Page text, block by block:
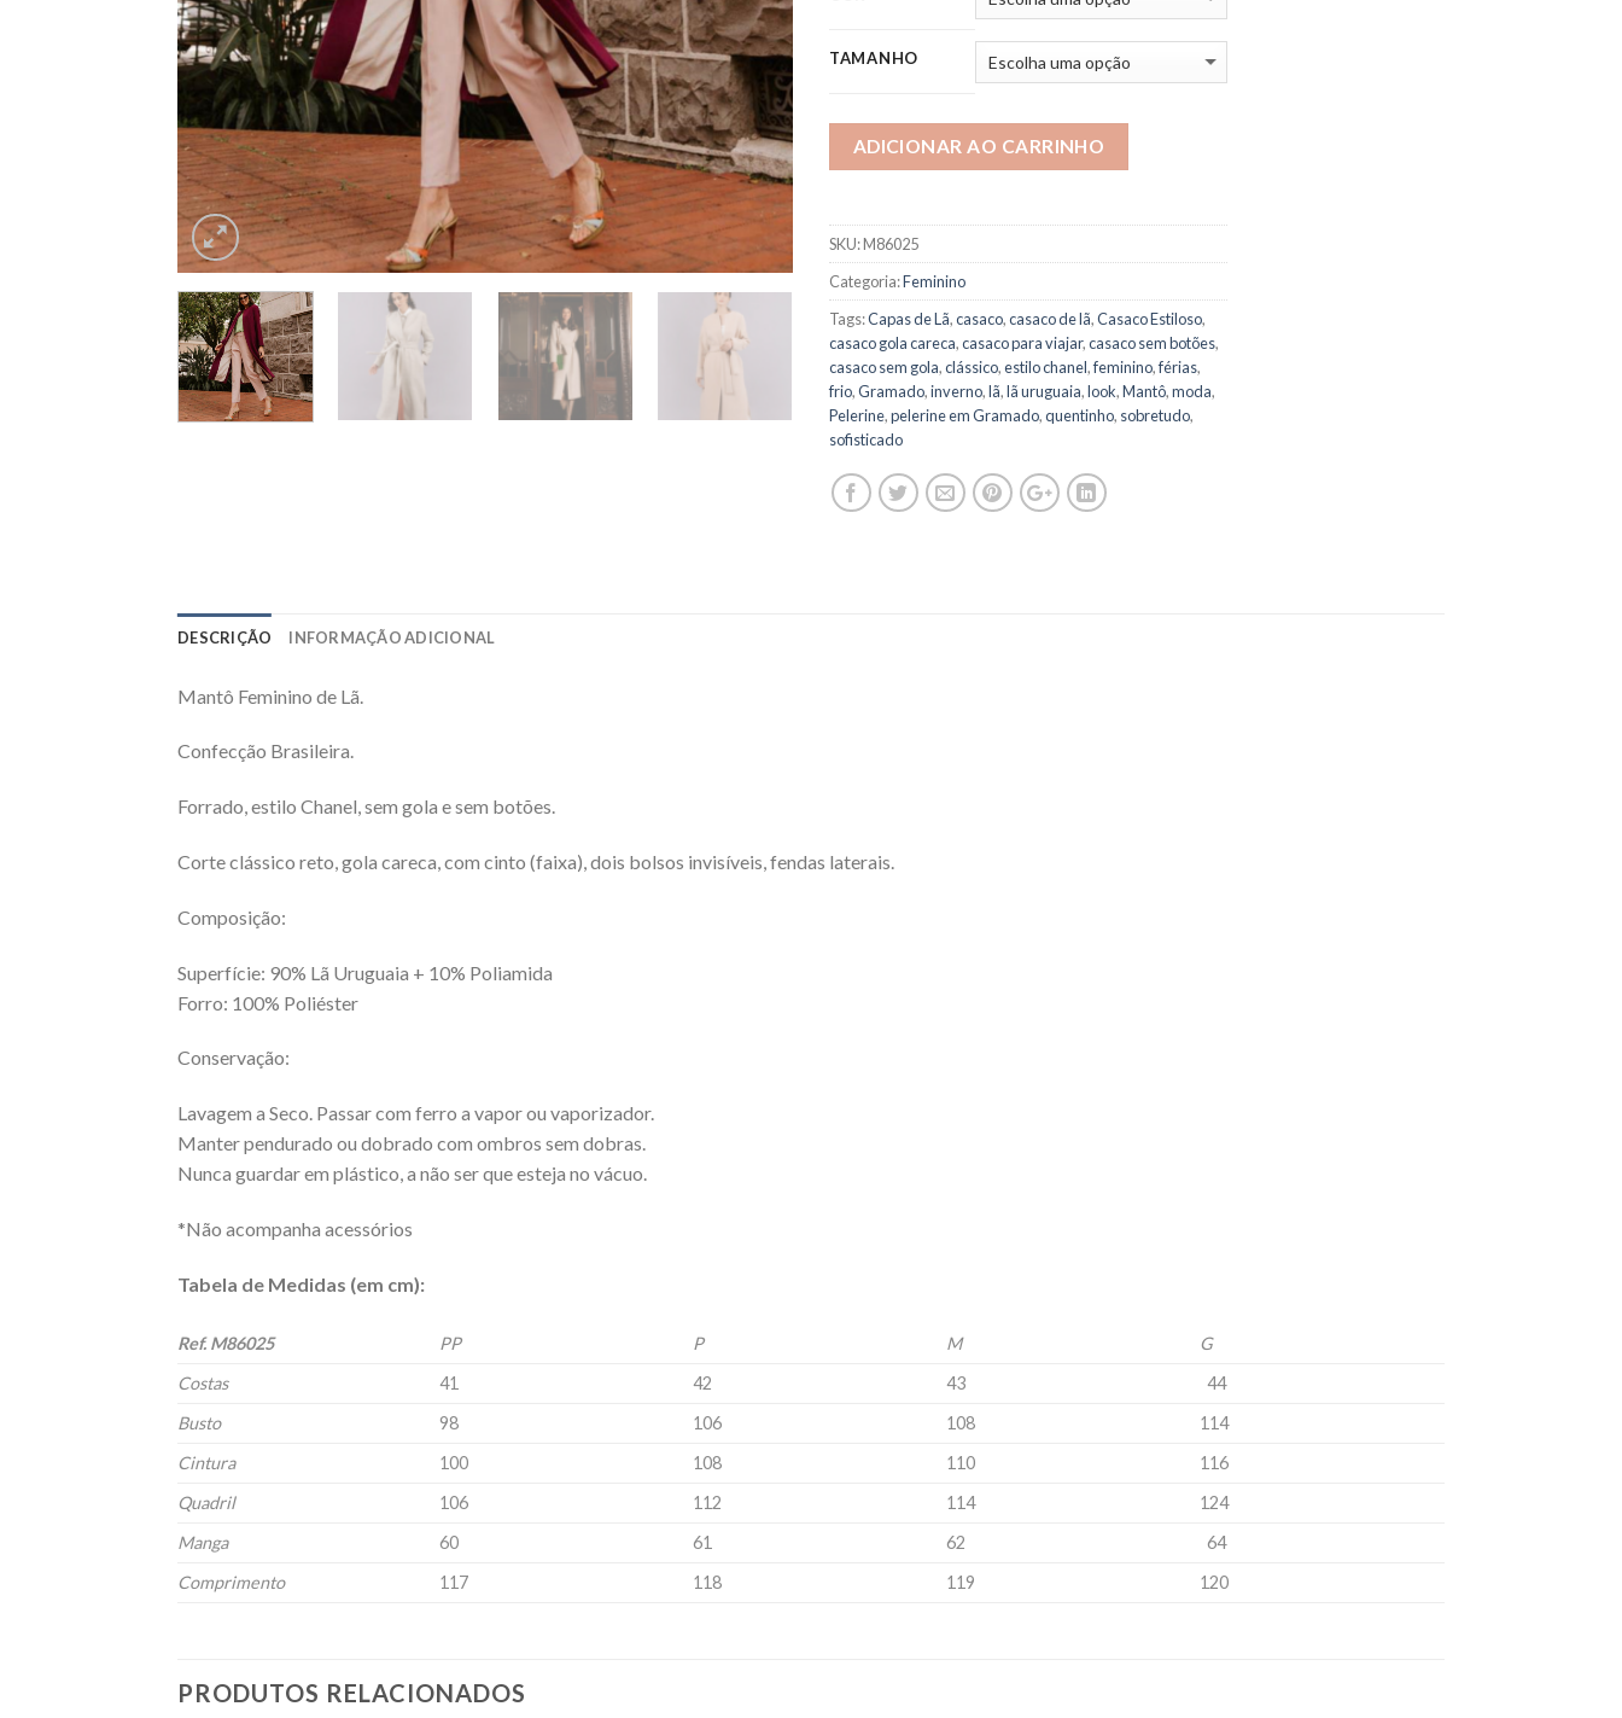
TAMANHO
ADICIONAR AO CARRINHO
SKU:M86025
Categoria:Feminino
Tags:Capas de Lã,casaco,casaco de lã,Casaco Estiloso,
casaco gola careca,casaco para viajar,casaco sem botões,
casaco sem gola,clássico,estilo chanel,feminino,férias,
frio,Gramado,inverno,lã,lã uruguaia,look,Mantô,moda,
Pelerine,pelerine em Gramado,quentinho, sobretudo,
sofisticado
DESCRIÇÃO INFORMAÇÃO ADICIONAL
Mantô Feminino de Lã.
Confecção Brasileira.
Forrado, estilo Chanel, sem gola e sem botões.
Corte clássico reto, gola careca, com cinto (faixa), dois bolsos invisíveis, fendas laterais.
Composição:
Superfície: 90% Lã Uruguaia + 10% Poliamida
Forro: 100% Poliéster
Conservação:
Lavagem a Seco. Passar com ferro a vapor ou vaporizador.
Manter pendurado ou dobrado com ombros sem dobras.
Nunca guardar em plástico, a não ser que esteja no vácuo.
*Não acompanha acessórios
Tabela de Medidas (em cm):
Ref. M86025 PP P M
G
Costas
41 42 43
44
Busto
98 106 108
114
Cintura
100 108 110
116
Quadril
106 112 114
124
Manga
60 61 62
64
Comprimento
117 118 119 120
PRODUTOS RELACIONADOS